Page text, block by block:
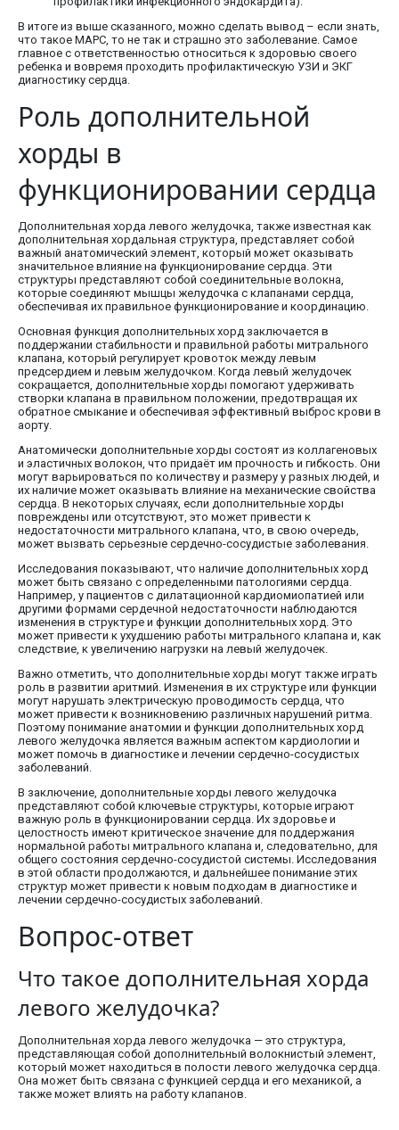
В итоге из выше сказанного, можно сделать вывод – если знать,
что такое МАРС, то не так и страшно это заболевание. Самое
главное с ответственностью относиться к здоровью своего
ребенка и вовремя проходить профилактическую УЗИ и ЭКГ
диагностику сердца.
Роль дополнительной
хорды в
функционировании сердца
Дополнительная хорда левого желудочка, также известная как
дополнительная хордальная структура, представляет собой
важный анатомический элемент, который может оказывать
значительное влияние на функционирование сердца. Эти
структуры представляют собой соединительные волокна,
которые соединяют мышцы желудочка с клапанами сердца,
обеспечивая их правильное функционирование и координацию.
Основная функция дополнительных хорд заключается в
поддержании стабильности и правильной работы митрального
клапана, который регулирует кровоток между левым
предсердием и левым желудочком. Когда левый желудочек
сокращается, дополнительные хорды помогают удерживать
створки клапана в правильном положении, предотвращая их
обратное смыкание и обеспечивая эффективный выброс крови в
аорту.
Анатомически дополнительные хорды состоят из коллагеновых
и эластичных волокон, что придаёт им прочность и гибкость. Они
могут варьироваться по количеству и размеру у разных людей, и
их наличие может оказывать влияние на механические свойства
сердца. В некоторых случаях, если дополнительные хорды
повреждены или отсутствуют, это может привести к
недостаточности митрального клапана, что, в свою очередь,
может вызвать серьезные сердечно-сосудистые заболевания.
Исследования показывают, что наличие дополнительных хорд
может быть связано с определенными патологиями сердца.
Например, у пациентов с дилатационной кардиомиопатией или
другими формами сердечной недостаточности наблюдаются
изменения в структуре и функции дополнительных хорд. Это
может привести к ухудшению работы митрального клапана и, как
следствие, к увеличению нагрузки на левый желудочек.
Важно отметить, что дополнительные хорды могут также играть
роль в развитии аритмий. Изменения в их структуре или функции
могут нарушать электрическую проводимость сердца, что
может привести к возникновению различных нарушений ритма.
Поэтому понимание анатомии и функции дополнительных хорд
левого желудочка является важным аспектом кардиологии и
может помочь в диагностике и лечении сердечно-сосудистых
заболеваний.
В заключение, дополнительные хорды левого желудочка
представляют собой ключевые структуры, которые играют
важную роль в функционировании сердца. Их здоровье и
целостность имеют критическое значение для поддержания
нормальной работы митрального клапана и, следовательно, для
общего состояния сердечно-сосудистой системы. Исследования
в этой области продолжаются, и дальнейшее понимание этих
структур может привести к новым подходам в диагностике и
лечении сердечно-сосудистых заболеваний.
Вопрос-ответ
Что такое дополнительная хорда
левого желудочка?
Дополнительная хорда левого желудочка — это структура,
представляющая собой дополнительный волокнистый элемент,
который может находиться в полости левого желудочка сердца.
Она может быть связана с функцией сердца и его механикой, а
также может влиять на работу клапанов.